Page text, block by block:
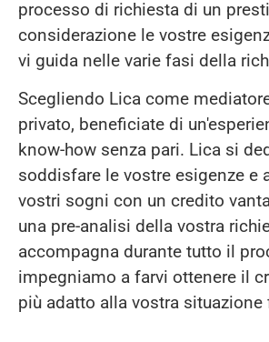
processo di richiesta di un
considerazione le vostre
vi guida nelle varie fasi della
Scegliendo Lica come
privato, beneficiate di
know-how senza pari. Lica si
soddisfare le vostre esigenze e
vostri sogni con un credito
una pre-analisi della vostra
accompagna durante tutto il
impegniamo a farvi ottenere il
più adatto alla vostra situazione